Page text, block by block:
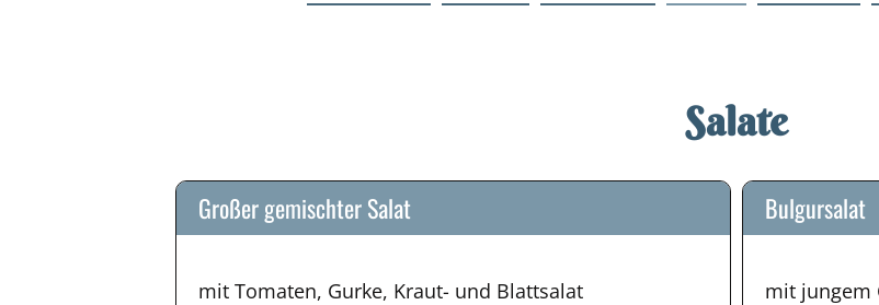
Salate
Großer gemischter Salat
mit Tomaten, Gurke, Kraut- und Blattsalat
Bulgursalat
mit jungem